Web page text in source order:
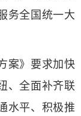
务全国统一大
案》要求加快
、全面补齐联
水平、积极推